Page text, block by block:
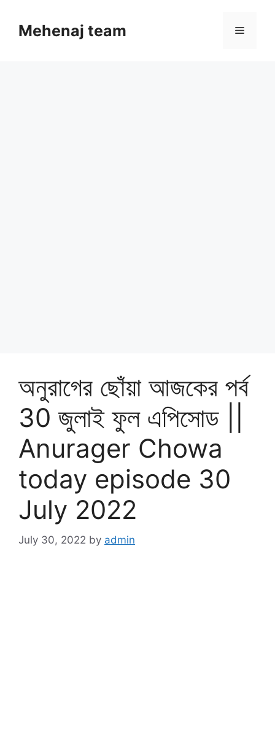
contentMehenaj team Menu
অনুরাগের ছোঁয়া আজকের পর্ব
30 জুলাই ফুল এপিসোড ||
Anurager Chowa
today episode 30
July 2022
July 30, 2022 by admin